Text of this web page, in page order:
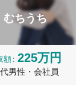
むちうち
額 225万円
男性・会社員